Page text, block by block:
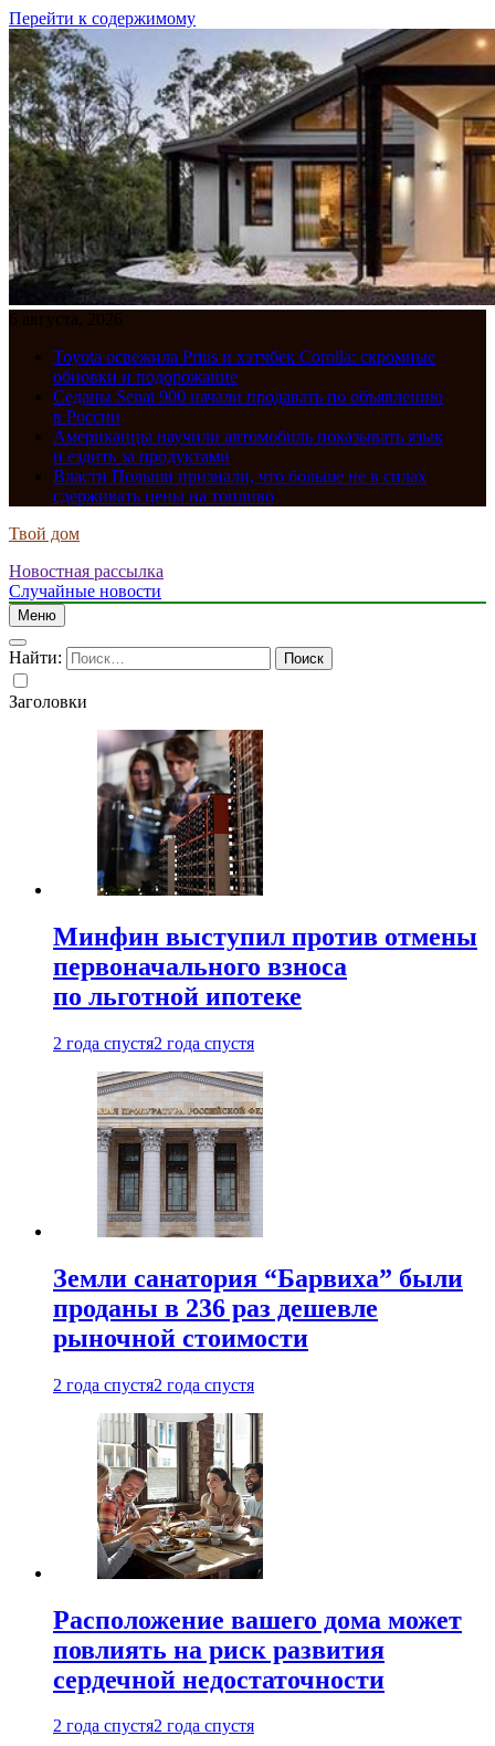
Перейти к содержимому
6 августа, 2026
Toyota освежила Prius и хэтчбек Corolla: скромные
обновки и подорожание
Седаны Senat 900 начали продавать по объявлению
в России
Американцы научили автомобиль показывать язык
и ездить за продуктами
Власти Польши признали, что больше не в силах
сдерживать цены на топливо
Твой дом
Новостная рассылка
Случайные новости
Меню
Найти:
Заголовки
Минфин выступил против отмены
первоначального взноса
по льготной ипотеке
2 года спустя2 года спустя
Земли санатория “Барвиха” были
проданы в 236 раз дешевле
рыночной стоимости
2 года спустя2 года спустя
Расположение вашего дома может
повлиять на риск развития
сердечной недостаточности
2 года спустя2 года спустя